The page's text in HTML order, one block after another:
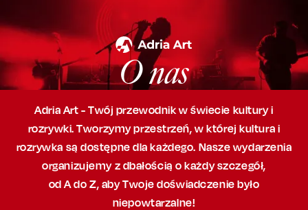
O nas
Adria Art - Twój przewodnik w świecie kultury i
rozrywki. Tworzymy przestrzeń,w której kultura i
rozrywka są dostępne dla każdego. Nasze wydarzenia
organizujemy z dbałością o każdy szczegół,
od A do Z, abyTwoje doświadczenie było
niepowtarzalne!